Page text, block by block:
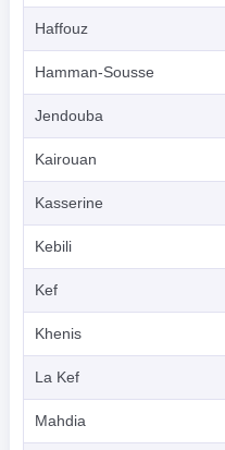
Haffouz
Hamman-Sousse
Jendouba
Kairouan
Kasserine
Kebili
Kef
Khenis
La Kef
Mahdia